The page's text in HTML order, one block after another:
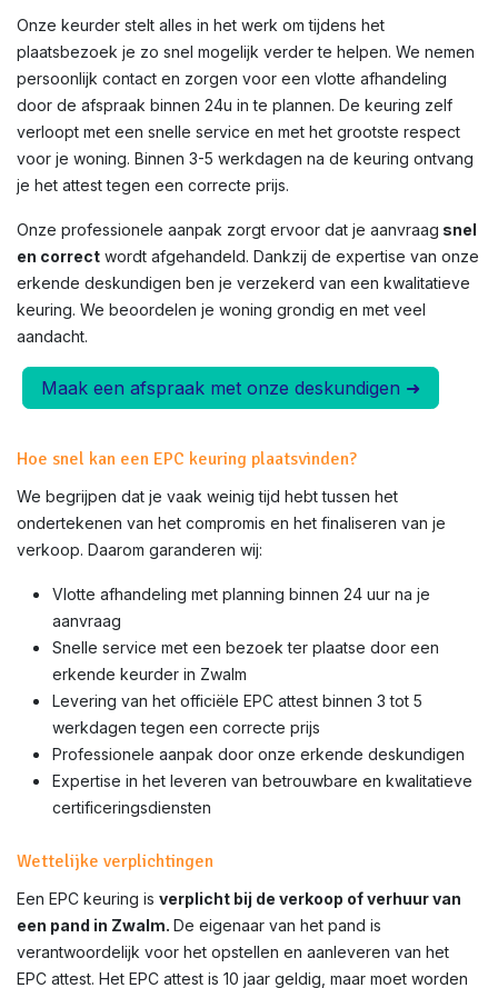
Onze keurder stelt alles in het werk om tijdens het
plaatsbezoek je zo snel mogelijk verder te helpen. We nemen
persoonlijk contact en zorgen voor een vlotte afhandeling
door de afspraak binnen 24u in te plannen. De keuring zelf
verloopt met een snelle service en met het grootste respect
voor je woning. Binnen 3-5 werkdagen na de keuring ontvang
je het attest tegen een correcte prijs.
Onze professionele aanpak zorgt ervoor dat je aanvraag snel
en correct wordt afgehandeld. Dankzij de expertise van onze
erkende deskundigen ben je verzekerd van een kwalitatieve
keuring. We beoordelen je woning grondig en met veel
aandacht.
Maak een afspraak met onze deskundigen ➜
Hoe snel kan een EPC keuring plaatsvinden?
We begrijpen dat je vaak weinig tijd hebt tussen het
ondertekenen van het compromis en het finaliseren van je
verkoop. Daarom garanderen wij:
Vlotte afhandeling met planning binnen 24 uur na je
aanvraag
Snelle service met een bezoek ter plaatse door een
erkende keurder in Zwalm
Levering van het officiële EPC attest binnen 3 tot 5
werkdagen tegen een correcte prijs
Professionele aanpak door onze erkende deskundigen
Expertise in het leveren van betrouwbare en kwalitatieve
certificeringsdiensten
Wettelijke verplichtingen
Een EPC keuring is verplicht bij de verkoop of verhuur van
een pand in Zwalm. De eigenaar van het pand is
verantwoordelijk voor het opstellen en aanleveren van het
EPC attest. Het EPC attest is 10 jaar geldig, maar moet worden